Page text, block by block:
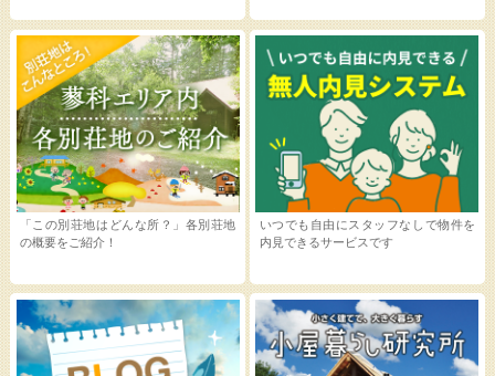
いつでも自由にスタッフなしで物件を
内見できるサービスです
「この別荘地はどんな所？」各別荘地
の概要をご紹介！